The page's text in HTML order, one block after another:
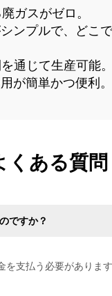
ガスがゼロ。
ンプルで、どこ
通じて生産可能。
が簡単かつ便利。
くある質問
ですか？
を支払う必要があります